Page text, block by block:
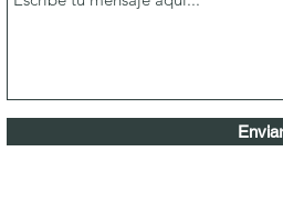
Enviar